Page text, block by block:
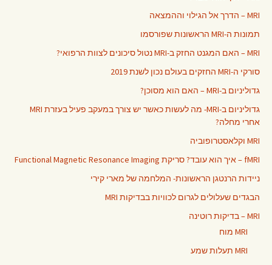
MRI – הדרך אל הגילוי וההמצאה
תמונות ה-MRI הראשונות שפורסמו
MRI – האם המגנט החזק ב-MRI נטול סיכונים לצוות הרפואי?
סורקי ה-MRI החזקים בעולם נכון לשנת 2019
גדוליניום ב-MRI – האם הוא מסוכן?
גדוליניום ב-MRI- מה לעשות כאשר יש צורך במעקב פעיל בעזרת MRI
אחרי מחלה?
MRI וקלאסטרופוביה
fMRI – איך הוא עובד? סריקת Functional Magnetic Resonance Imaging
ניידות הרנטגן הראשונות- המלחמה של מארי קירי
הבגדים שעלולים לגרום לכוויות בבדיקות MRI
MRI – בדיקות רוטינה
MRI מוח
MRI תעלות שמע